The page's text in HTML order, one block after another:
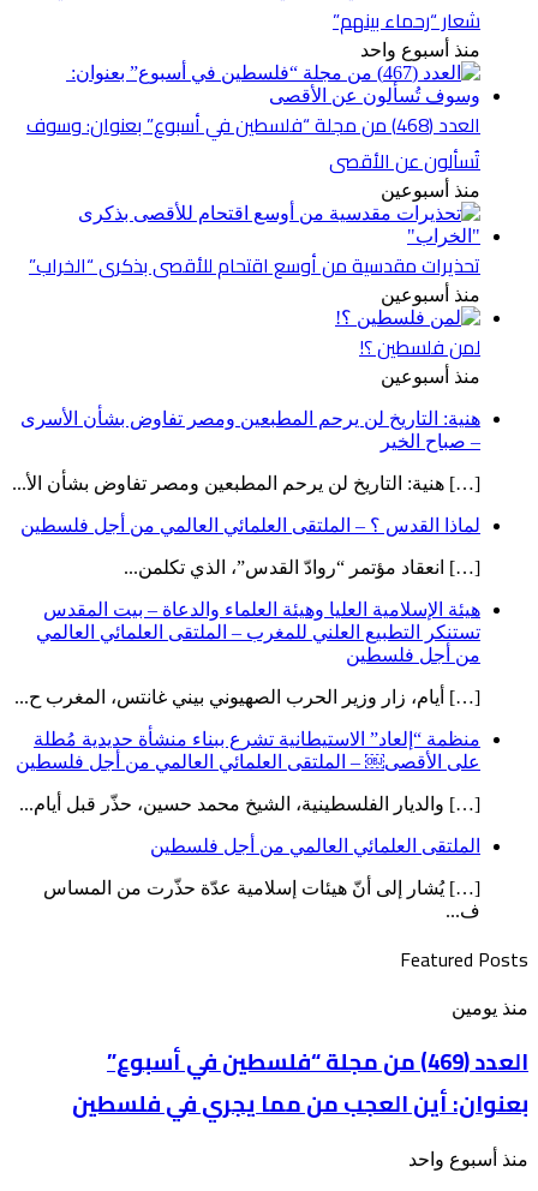
شعار “رحماء بينهم”
منذ أسبوع واحد
العدد (468) من مجلة “فلسطين في أسبوع” بعنوان: وسوف
تُسألون عن الأقصى
منذ أسبوعين
تحذيرات مقدسية من أوسع اقتحام للأقصى بذكرى “الخراب”
منذ أسبوعين
لمن فلسطين ؟!
منذ أسبوعين
هنية: التاريخ لن يرحم المطبعين ومصر تفاوض بشأن الأسرى
– صباح الخير
[…] هنية: التاريخ لن يرحم المطبعين ومصر تفاوض بشأن الأ...
لماذا القدس ؟ – الملتقى العلمائي العالمي من أجل فلسطين
[…] انعقاد مؤتمر “روادّ القدس”، الذي تكلمن...
هيئة الإسلامية العليا وهيئة العلماء والدعاة – بيت المقدس
تستنكر التطبيع العلني للمغرب – الملتقى العلمائي العالمي
من أجل فلسطين
[…] أيام، زار وزير الحرب الصهيوني بيني غانتس، المغرب ح...
منظمة “إلعاد” الاستيطانية تشرع ببناء منشأة حديدية مُطلة
على الأقصى￼ – الملتقى العلمائي العالمي من أجل فلسطين
[…] والديار الفلسطينية، الشيخ محمد حسين، حذّر قبل أيام...
الملتقى العلمائي العالمي من أجل فلسطين
[…] يُشار إلى أنّ هيئات إسلامية عدّة حذّرت من المساس
ف...
Featured Posts
العدد
من
مجلة
“فلسطين
في
أسبوع”
بعنوان: أين
منذ يومين
العدد (469) من مجلة “فلسطين في أسبوع”
بعنوان: أين العجب من مما يجري في فلسطين
الملتقى
منذ أسبوع واحد